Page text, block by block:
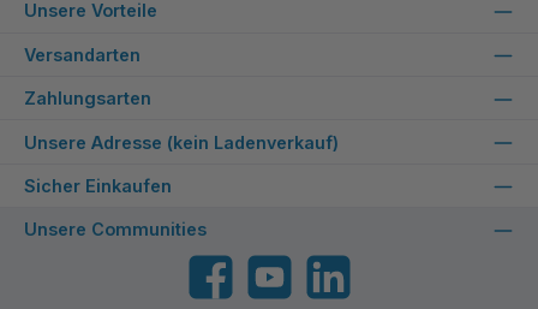
Unsere Vorteile
Versandarten
Zahlungsarten
Unsere Adresse (kein Ladenverkauf)
Sicher Einkaufen
Unsere Communities
FacebookYouTube